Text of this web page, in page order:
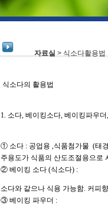
자료실 > 식소다활용법
식소다의 활용법
1. 소다, 베이킹소다, 베이킹파우
① 소다 : 공업용 ,식품첨가물 (태
주용도가 식품의 산도조절용으로
② 베이킹 소다 (식소다) :
소다와 같으나 식용 가능함. 커피
③ 베이킹 파우더 :